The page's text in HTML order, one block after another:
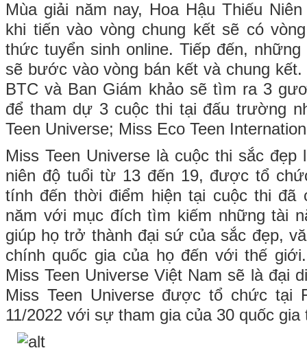
Mùa giải năm nay, Hoa Hậu Thiếu
khi tiến vào vòng chung kết sẽ có
thức tuyển sinh online. Tiếp đến,
sẽ bước vào vòng bán kết và chung
BTC và Ban Giám khảo sẽ tìm ra 3
để tham dự 3 cuộc thi tại đấu trường
Teen Universe; Miss Eco Teen
Miss Teen Universe là cuộc thi sắc
niên độ tuổi từ 13 đến 19, được tổ
tính đến thời điểm hiện tại cuộc thi
năm với mục đích tìm kiếm những tài
giúp họ trở thành đại sứ của sắc đẹp,
chính quốc gia của họ đến với thế
Miss Teen Universe Việt Nam sẽ là đại
Miss Teen Universe được tổ chức tại
11/2022 với sự tham gia của 30 quốc gia